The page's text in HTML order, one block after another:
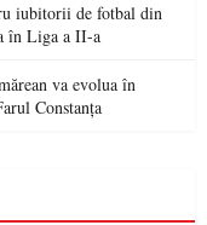
iubitorii de fotbal din
în Liga a II-a
va evolua în
Constanța